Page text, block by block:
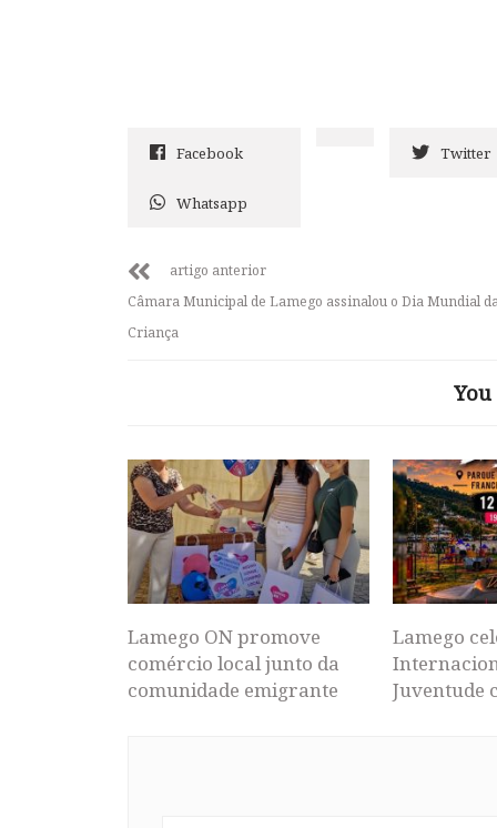
Facebook Twitter
Whatsapp
artigo anterior
Câmara Municipal de Lamego assinalou o Dia Mundial
Criança
Lamego ON promove
comércio local junto da
comunidade emigrante
Lamego
Juventude